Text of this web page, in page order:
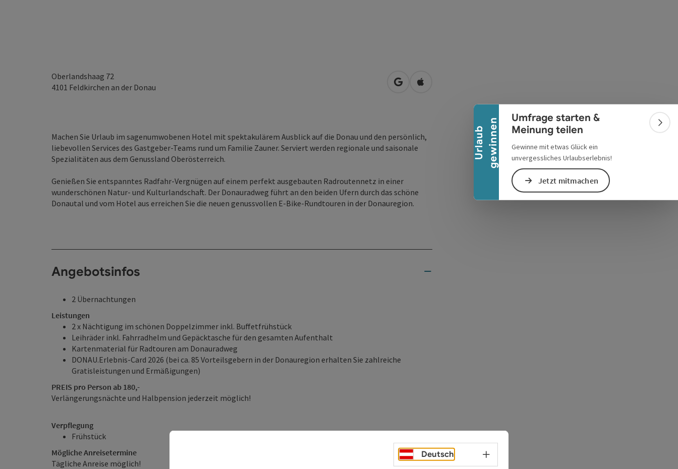
U
r
l
a
u
b
g
e
w
i
n
n
en
Banner einklappen
Umfrage starten &
Meinung teilen
Gewinne mit etwas Glück ein
unvergessliches Urlaubserlebnis!
Jetzt mitmachen
Oberlandshaag 72
4101 Feldkirchen an der Donau in Google Maps öffnen
in Apple Maps öffnen
Machen Sie Urlaub im sagenumwobenen Hotel mit spektakulärem Ausblick auf die Donau und den persönlich,
liebevollen Services des Gastgeber-Teams rund um Familie Zauner. Serviert werden regionale und saisonale
Spezialitäten aus dem Genussland Oberösterreich.
Genießen Sie entspanntes Radfahr-Vergnügen auf einem perfekt ausgebauten Radroutennetz in einer
wunderschönen Natur- und Kulturlandschaft. Der Donauradweg führt an den beiden Ufern durch das schöne
Donautal und vom Hotel aus erreichen Sie die neuen genussvollen E-Bike-Rundtouren in der Donauregion.
Angebotsinfos
2 Übernachtungen
Leistungen
2 x Nächtigung im schönen Doppelzimmer inkl. Buffetfrühstück
Leihräder inkl. Fahrradhelm und Gepäcktasche für den gesamten Aufenthalt
Kartenmaterial für Radtouren am Donauradweg
DONAU.Erlebnis-Card 2026 (bei ca. 85 Vorteilsgebern in der Donauregion erhalten Sie zahlreiche
Gratisleistungen und Ermäßigungen)
PREIS pro Person ab 180,-
Verlängerungsnächte und Halbpension jederzeit möglich!
Verpflegung
Frühstück
Mögliche Anreisetermine
Tägliche Anreise möglich!
Deutsch Sprachwahl - Menü öffnen